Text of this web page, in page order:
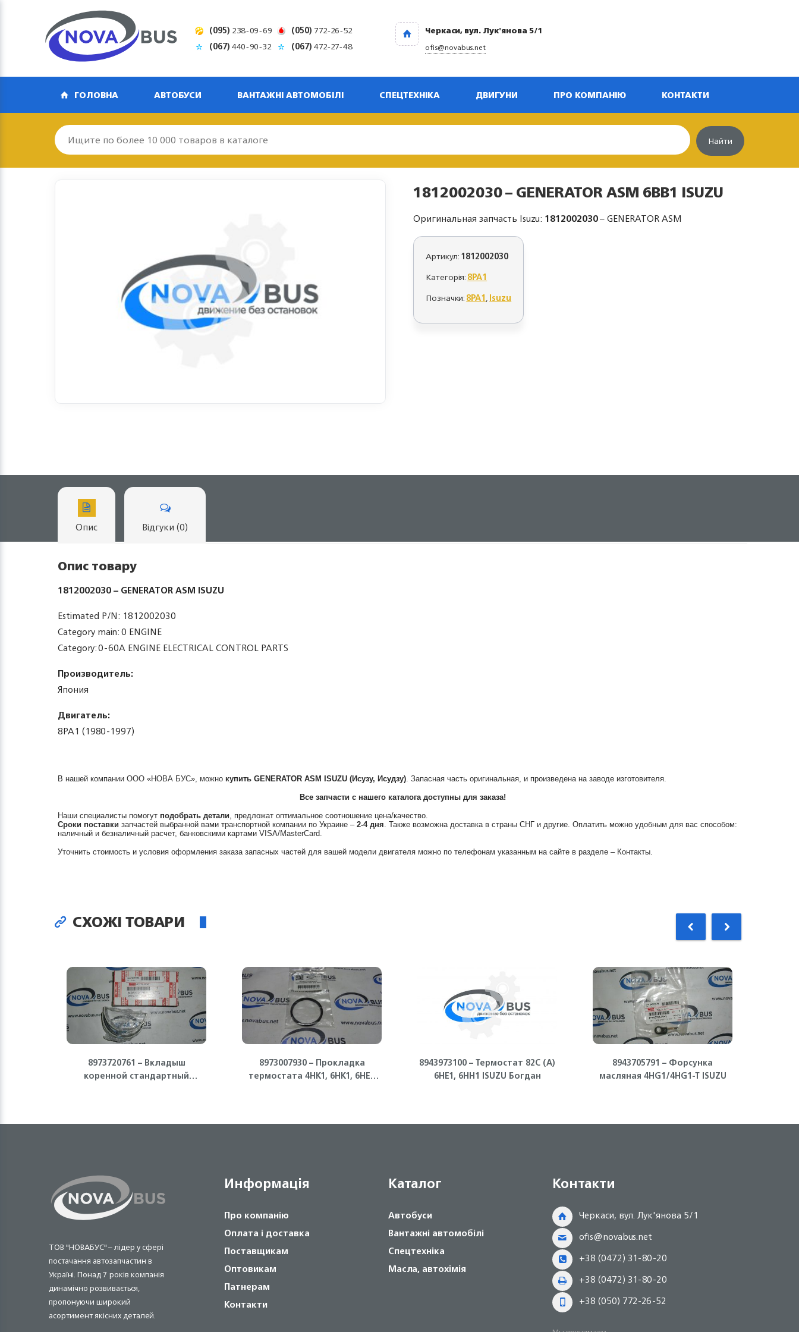
(095) 238-09-69 (050) 772-26-52
(067)440-90-32 (067)472-27-48
Черкаси, вул. Лук'янова 5/1
ofis@novabus.net
ГОЛОВНА АВТОБУСИ ВАНТАЖНІ АВТОМОБІЛІ СПЕЦТЕХНІКА ДВИГУНИ ПРО КОМПАНІЮ КОНТАКТИ
Найти
1812002030 – GENERATOR ASM 6BB1 ISUZU
Оригинальная запчасть Isuzu: 1812002030– GENERATOR ASM
Артикул:1812002030
Категорія:8PA1
Позначки:8PA1,Isuzu
Опис Відгуки (0)
Опис товару
1812002030 – GENERATOR ASM ISUZU
Estimated P/N: 1812002030
Category main: 0 ENGINE
Category: 0-60A ENGINE ELECTRICAL CONTROL PARTS
Производитель:
Япония
Двигатель:
8PA1 (1980-1997)
В нашей компании ООО «НОВА БУС», можно купить GENERATOR ASM ISUZU (Исузу, Исудзу). Запасная часть оригинальная, и произведена на заводе изготовителя.
Все запчасти с нашего каталога доступны для заказа!
Наши специалисты помогут подобрать детали, предложат оптимальное соотношение цена/качество.
Сроки поставки запчастей выбранной вами транспортной компании по Украине – 2-4 дня. Также возможна доставка в страны СНГ и другие. Оплатить можно удобным для вас способом:
наличный и безналичный расчет, банковскими картами VISA/MasterCard.
Уточнить стоимость и условия оформления заказа запасных частей для вашей модели двигателя можно по телефонам указанным на сайте в разделе – Контакты.
СХОЖІ ТОВАРИ
8973720761 – Вкладыш
коренной стандартный
8973007930 – Прокладка
термостата 4HK1, 6HK1, 6HE1
8943973100 – Термостат 82С (А)
6НЕ1, 6НН1 ISUZU Богдан
8943705791 – Форсунка
масляная 4HG1/4HG1-T ISUZU
ТОВ "НОВАБУС" – лідер у сфері
постачання автозапчастин в
Україні. Понад 7 років компанія
динамічно розвивається,
пропонуючи широкий
асортимент якісних деталей.
Информація
Про компанію
Оплата і доставка
Поставщикам
Оптовикам
Патнерам
Контакти
Каталог
Автобуси
Вантажні автомобілі
Спецтехніка
Масла, автохімія
Контакти
Черкаси, вул. Лук'янова 5/1
ofis@novabus.net
+38 (0472) 31-80-20
+38 (0472) 31-80-20
+38 (050) 772-26-52